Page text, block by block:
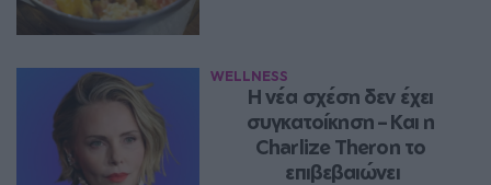
WELLNESS
Η νέα σχέση δεν έχει
συγκατοίκηση – Και η
Charlize Theron το
επιβεβαιώνει